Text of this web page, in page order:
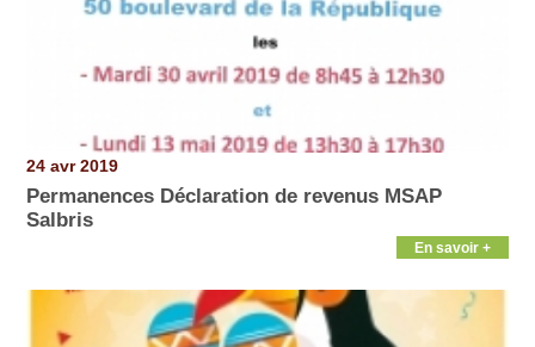
24 avr 2019
Permanences Déclaration de revenus MSAP
Salbris
En savoir +